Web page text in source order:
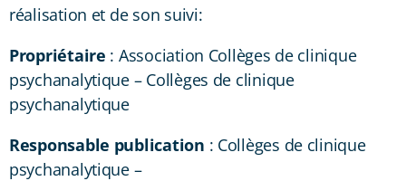
réalisation et de son suivi:
Propriétaire : Association Collèges de clinique
psychanalytique – Collèges de clinique
psychanalytique
Responsable publication : Collèges de clinique
psychanalytique –